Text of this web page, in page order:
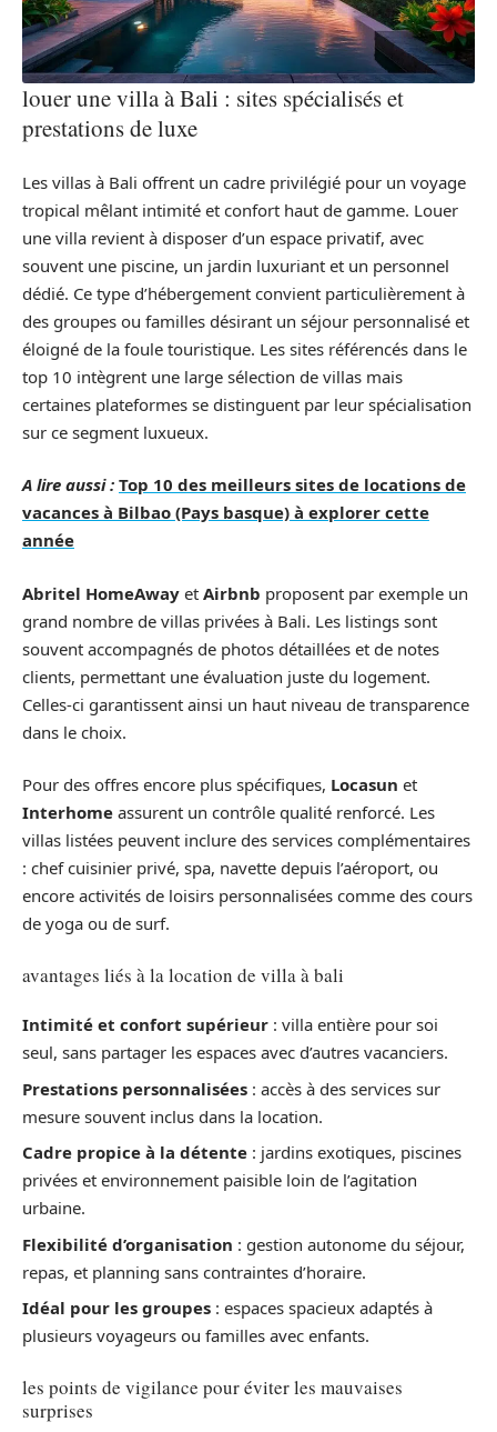
louer une villa à Bali : sites spécialisés et
prestations de luxe
Les villas à Bali offrent un cadre privilégié pour un voyage
tropical mêlant intimité et confort haut de gamme. Louer
une villa revient à disposer d’un espace privatif, avec
souvent une piscine, un jardin luxuriant et un personnel
dédié. Ce type d’hébergement convient particulièrement à
des groupes ou familles désirant un séjour personnalisé et
éloigné de la foule touristique. Les sites référencés dans le
top 10 intègrent une large sélection de villas mais
certaines plateformes se distinguent par leur spécialisation
sur ce segment luxueux.
A lire aussi : Top 10 des meilleurs sites de locations de
vacances à Bilbao (Pays basque) à explorer cette
année
Abritel HomeAway et Airbnb proposent par exemple un
grand nombre de villas privées à Bali. Les listings sont
souvent accompagnés de photos détaillées et de notes
clients, permettant une évaluation juste du logement.
Celles-ci garantissent ainsi un haut niveau de transparence
dans le choix.
Pour des offres encore plus spécifiques, Locasun et
Interhome assurent un contrôle qualité renforcé. Les
villas listées peuvent inclure des services complémentaires
: chef cuisinier privé, spa, navette depuis l’aéroport, ou
encore activités de loisirs personnalisées comme des cours
de yoga ou de surf.
avantages liés à la location de villa à bali
Intimité et confort supérieur : villa entière pour soi
seul, sans partager les espaces avec d’autres vacanciers.
Prestations personnalisées : accès à des services sur
mesure souvent inclus dans la location.
Cadre propice à la détente : jardins exotiques, piscines
privées et environnement paisible loin de l’agitation
urbaine.
Flexibilité d’organisation : gestion autonome du séjour,
repas, et planning sans contraintes d’horaire.
Idéal pour les groupes : espaces spacieux adaptés à
plusieurs voyageurs ou familles avec enfants.
les points de vigilance pour éviter les mauvaises
surprises